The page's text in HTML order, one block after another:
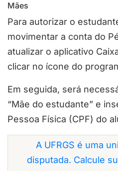
Mães
Para autorizar o
movimentar a conta do
atualizar o aplicativo
clicar no ícone do
Em seguida, será
“Mãe do estudante” e
Pessoa Física (CPF) do
A UFRGS é uma
disputada. Calcule